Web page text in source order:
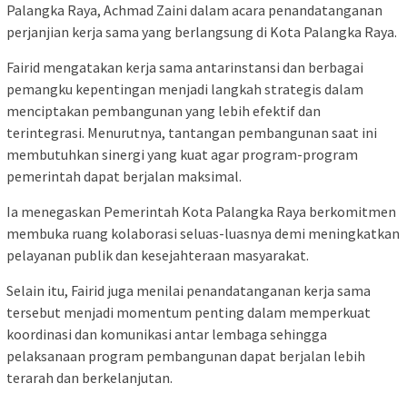
Palangka Raya, Achmad Zaini dalam acara penandatanganan
perjanjian kerja sama yang berlangsung di Kota Palangka Raya.
Fairid mengatakan kerja sama antarinstansi dan berbagai
pemangku kepentingan menjadi langkah strategis dalam
menciptakan pembangunan yang lebih efektif dan
terintegrasi. Menurutnya, tantangan pembangunan saat ini
membutuhkan sinergi yang kuat agar program-program
pemerintah dapat berjalan maksimal.
Ia menegaskan Pemerintah Kota Palangka Raya berkomitmen
membuka ruang kolaborasi seluas-luasnya demi meningkatkan
pelayanan publik dan kesejahteraan masyarakat.
Selain itu, Fairid juga menilai penandatanganan kerja sama
tersebut menjadi momentum penting dalam memperkuat
koordinasi dan komunikasi antar lembaga sehingga
pelaksanaan program pembangunan dapat berjalan lebih
terarah dan berkelanjutan.